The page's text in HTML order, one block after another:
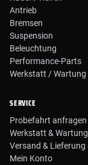
Antrieb
Bremsen
Suspension
Beleuchtung
Performance-Parts
Werkstatt / Wartung
SERVICE
Probefahrt anfragen
Werkstatt & Wartung
Versand & Lieferung
Mein Konto